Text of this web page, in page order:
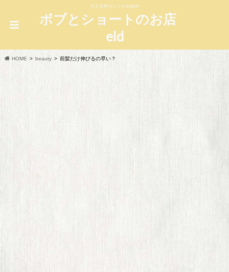
大人女性カットのexpert
ボブとショートのお店
eld
HOME beauty 前髪だけ伸びるの早い？